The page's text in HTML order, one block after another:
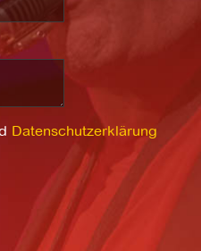
Datenschutzerklärung